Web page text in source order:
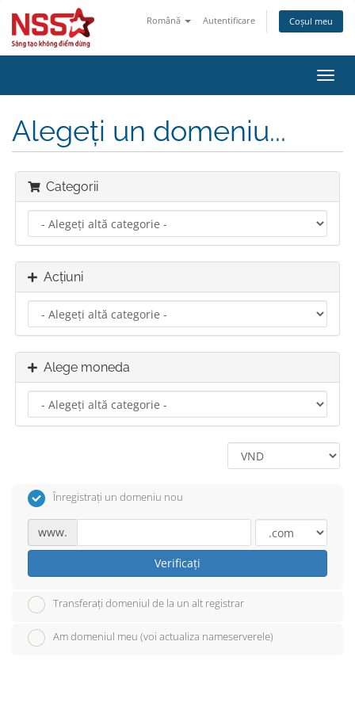
Română Autentificare Coșul meu
Alegeți un domeniu...
Categorii
Acțiuni
Alege moneda
Înregistrați un domeniu nou
www.
Verificați
Transferați domeniul de la un alt registrar
Am domeniul meu (voi actualiza nameserverele)